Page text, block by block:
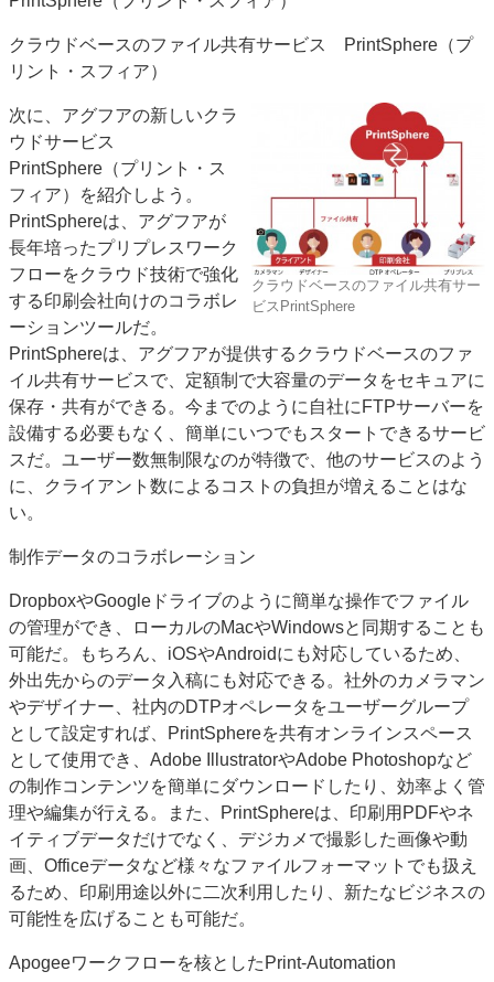
クラウドベースのファイル共有サービス PrintSphere（プ
リント・スフィア）
クラウドベースのファイル共有サー
ビスPrintSphere
次に、アグフアの新しいクラ
ウドサービス
PrintSphere（プリント・ス
フィア）を紹介しよう。
PrintSphereは、アグフアが
長年培ったプリプレスワーク
フローをクラウド技術で強化
する印刷会社向けのコラボレ
ーションツールだ。
PrintSphereは、アグフアが提供するクラウドベースのファ
イル共有サービスで、定額制で大容量のデータをセキュアに
保存・共有ができる。今までのように自社にFTPサーバーを
設備する必要もなく、簡単にいつでもスタートできるサービ
スだ。ユーザー数無制限なのが特徴で、他のサービスのよう
に、クライアント数によるコストの負担が増えることはな
い。
制作データのコラボレーション
DropboxやGoogleドライブのように簡単な操作でファイル
の管理ができ、ローカルのMacやWindowsと同期することも
可能だ。もちろん、iOSやAndroidにも対応しているため、
外出先からのデータ入稿にも対応できる。社外のカメラマン
やデザイナー、社内のDTPオペレータをユーザーグループ
として設定すれば、PrintSphereを共有オンラインスペース
として使用でき、Adobe IllustratorやAdobe Photoshopなど
の制作コンテンツを簡単にダウンロードしたり、効率よく管
理や編集が行える。また、PrintSphereは、印刷用PDFやネ
イティブデータだけでなく、デジカメで撮影した画像や動
画、Officeデータなど様々なファイルフォーマットでも扱え
るため、印刷用途以外に二次利用したり、新たなビジネスの
可能性を広げることも可能だ。
Apogeeワークフローを核としたPrint-Automation